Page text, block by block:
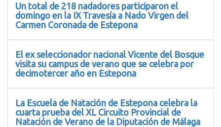
Un total de 218 nadadores participaron el
domingo en la IX Travesía a Nado Virgen del
Carmen Coronada de Estepona
El ex seleccionador nacional Vicente del Bosque
visita su campus de verano que se celebra por
decimotercer año en Estepona
La Escuela de Natación de Estepona celebra la
cuarta prueba del XL Circuito Provincial de
Natación de Verano de la Diputación de Málaga